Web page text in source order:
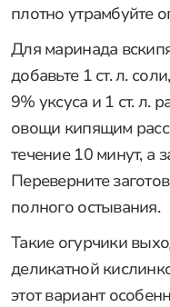
плотно утрамбуйте
Для маринада
добавьте 1 ст. л.
9% уксуса и 1 ст. л.
овощи кипящим
течение 10 минут, а
Переверните
полного остывания.
Такие огурчики
деликатной
этот вариант